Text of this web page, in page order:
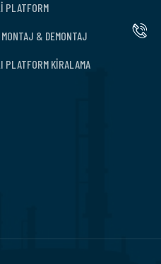
PLATFORM
MONTAJ & DEMONTAJ
PLATFORM KİRALAMA